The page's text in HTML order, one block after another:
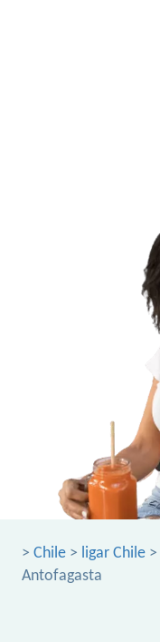
> Chile > ligar Chile >
Antofagasta